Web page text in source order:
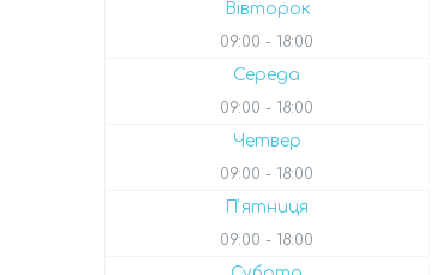
Вівторок
09:00 18:00
Середа
09:00 18:00
Четвер
09:00 18:00
Пʼятниця
09:00 18:00